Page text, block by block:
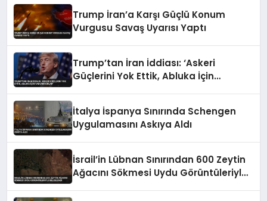
Trump İran’a Karşı Güçlü Konum
Vurgusu Savaş Uyarısı Yaptı
Trump’tan İran İddiası: ‘Askeri
Güçlerini Yok Ettik, Abluka İçin
İtalya İspanya Sınırında Schengen
Uygulamasını Askıya Aldı
İsrail’in Lübnan Sınırından 600 Zeytin
Ağacını Sökmesi Uydu Görüntüleriyle